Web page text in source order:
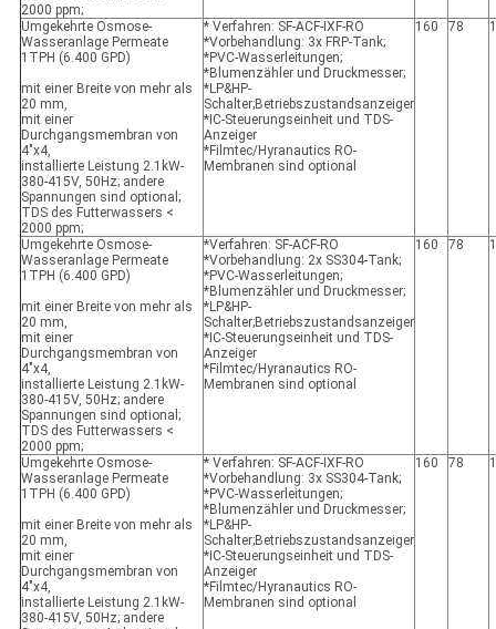
2000 ppm;
Umgekehrte Osmose-
Wasseranlage Permeate
1TPH (6.400 GPD)
mit einer Breite von mehr als
20 mm,
mit einer
Durchgangsmembran von
4"x4,
installierte Leistung 2.1kW-
380-415V, 50Hz; andere
Spannungen sind optional;
TDS des Futterwassers <
2000 ppm;
* Verfahren: SF-ACF-IXF-RO
*Vorbehandlung: 3x FRP-Tank;
*PVC-Wasserleitungen;
*Blumenzähler und Druckmesser;
*LP&HP-
Schalter;Betriebszustandsanzeiger
*IC-Steuerungseinheit und TDS-
Anzeiger
*Filmtec/Hyranautics RO-
Membranen sind optional
160 78
Umgekehrte Osmose-
Wasseranlage Permeate
1TPH (6.400 GPD)
mit einer Breite von mehr als
20 mm,
mit einer
Durchgangsmembran von
4"x4,
installierte Leistung 2.1kW-
380-415V, 50Hz; andere
Spannungen sind optional;
TDS des Futterwassers <
2000 ppm;
*Verfahren: SF-ACF-RO
*Vorbehandlung: 2x SS304-Tank;
*PVC-Wasserleitungen;
*Blumenzähler und Druckmesser;
*LP&HP-
Schalter;Betriebszustandsanzeiger
*IC-Steuerungseinheit und TDS-
Anzeiger
*Filmtec/Hyranautics RO-
Membranen sind optional
160 78
Umgekehrte Osmose-
Wasseranlage Permeate
1TPH (6.400 GPD)
mit einer Breite von mehr als
20 mm,
mit einer
Durchgangsmembran von
4"x4,
installierte Leistung 2.1kW-
380-415V, 50Hz; andere
* Verfahren: SF-ACF-IXF-RO
*Vorbehandlung: 3x SS304-Tank;
*PVC-Wasserleitungen;
*Blumenzähler und Druckmesser;
*LP&HP-
Schalter;Betriebszustandsanzeiger
*IC-Steuerungseinheit und TDS-
Anzeiger
*Filmtec/Hyranautics RO-
Membranen sind optional
160 78